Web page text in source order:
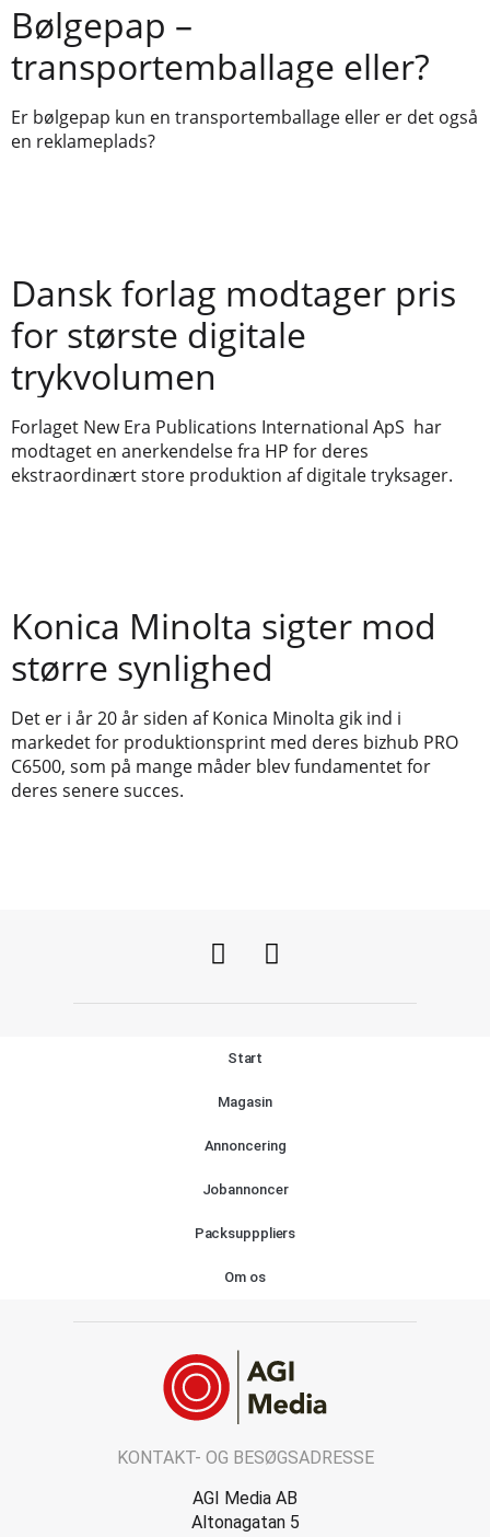
Bølgepap –
transportemballage eller?
Er bølgepap kun en transportemballage eller er det også
en reklameplads?
Dansk forlag modtager pris
for største digitale
trykvolumen
Forlaget New Era Publications International ApS har
modtaget en anerkendelse fra HP for deres
ekstraordinært store produktion af digitale tryksager.
Konica Minolta sigter mod
større synlighed
Det er i år 20 år siden af Konica Minolta gik ind i
markedet for produktionsprint med deres bizhub PRO
C6500, som på mange måder blev fundamentet for
deres senere succes.
Start
Magasin
Annoncering
Jobannoncer
Packsupppliers
Om os
KONTAKT- OG BESØGSADRESSE
AGI Media AB
Altonagatan 5